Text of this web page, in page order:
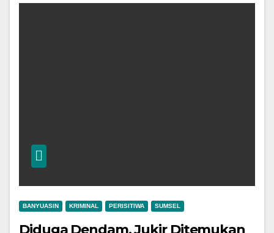
BANYUASIN KRIMINAL PERISITIWA SUMSEL
Diduga Dendam, Jukir Ditemukan